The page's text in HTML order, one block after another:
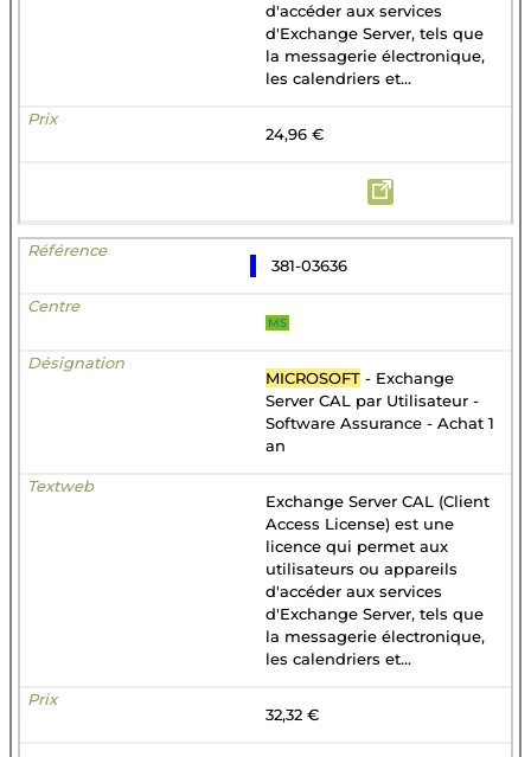
d'accéder aux services
d'Exchange Server, tels que
la messagerie électronique,
les calendriers et...
24,96 €
381-03636
MS
MICROSOFT - Exchange
Server CAL par Utilisateur -
Software Assurance - Achat 1
an
Exchange Server CAL (Client
Access License) est une
licence qui permet aux
utilisateurs ou appareils
d'accéder aux services
d'Exchange Server, tels que
la messagerie électronique,
les calendriers et...
32,32 €